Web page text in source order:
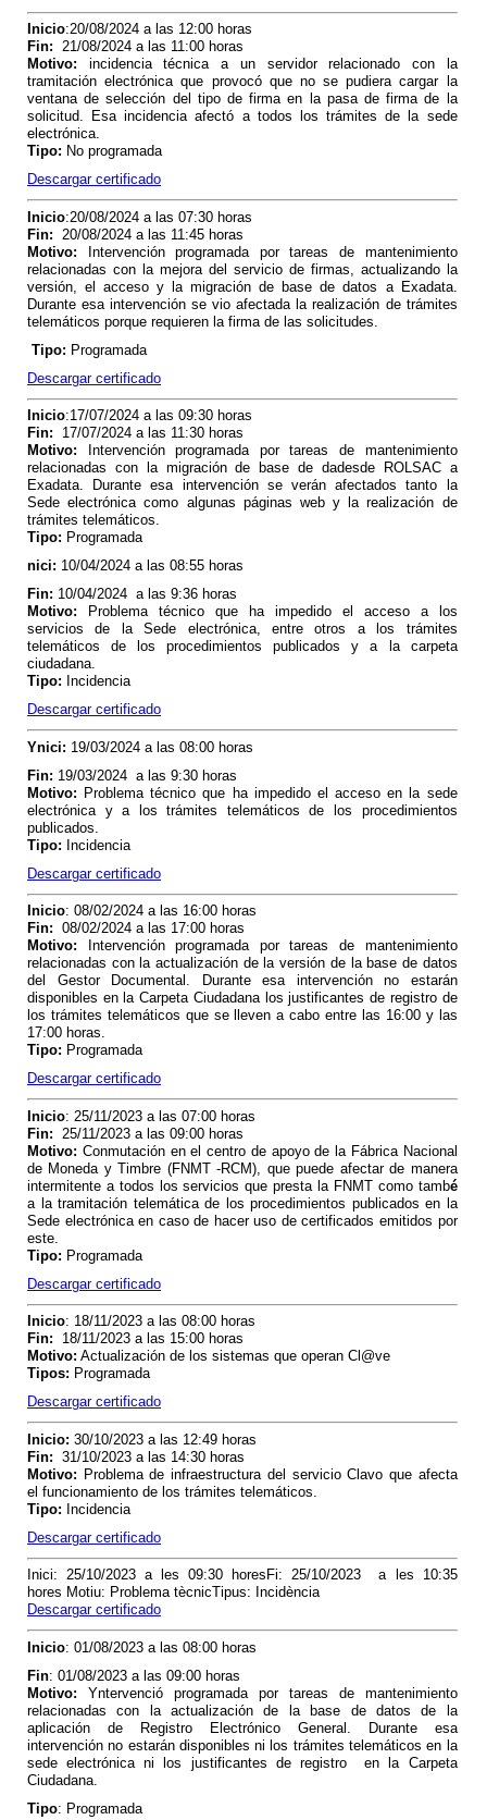
Inicio:20/08/2024 a las 12:00 horas
Fin: 21/08/2024 a las 11:00 horas
Motivo:
incidencia técnica a un servidor relacionado con la
tramitación electrónica que provocó que no se pudiera cargar la
ventana de selección del tipo de firma en la pasa de firma de la
solicitud. Esa incidencia afectó a todos los trámites de la sede
electrónica.
Tipo: No programada
Descargar certificado
Inicio:20/08/2024 a las 07:30 horas
Fin:
20/08/2024 a las 11:45 horas
Motivo: Intervención programada por tareas de mantenimiento
relacionadas con la mejora del servicio de firmas, actualizando la
versión, el acceso y la migración de base de datos a Exadata.
Durante esa intervención se vio afectada la realización de trámites
telemáticos porque requieren la firma de las solicitudes.
Tipo: Programada
Descargar certificado
Inicio:17/07/2024 a las 09:30 horas
Fin:
17/07/2024 a las 11:30 horas
Motivo: Intervención programada por tareas de mantenimiento
relacionadas con la migración de base de dadesde ROLSAC a
Exadata. Durante esa intervención se verán afectados tanto la
Sede electrónica como algunas páginas web y la realización de
trámites telemáticos.
Tipo: Programada
nici: 10/04/2024 a las 08:55 horas
Fin: 10/04/2024 a las 9:36 horas
Motivo:
Problema técnico que ha impedido el acceso a los
servicios de la Sede electrónica, entre otros a los trámites
telemáticos de los procedimientos publicados y a la carpeta
ciudadana.
Tipo: Incidencia
Descargar certificado
Ynici: 19/03/2024 a las 08:00 horas
Fin: 19/03/2024 a las 9:30 horas
Motivo: Problema técnico que ha impedido el acceso en la sede
electrónica y a los trámites telemáticos de los procedimientos
publicados.
Tipo: Incidencia
Descargar certificado
Inicio: 08/02/2024 a las 16:00 horas
Fin: 08/02/2024 a las 17:00 horas
Motivo: Intervención programada por tareas de mantenimiento
relacionadas con la actualización de la versión de la base de datos
del Gestor Documental. Durante esa intervención no estarán
disponibles en la Carpeta Ciudadana los justificantes de registro de
los trámites telemáticos que se lleven a cabo entre las 16:00 y las
17:00 horas.
Tipo: Programada
Descargar certificado
Inicio: 25/11/2023 a las 07:00 horas
Fin:
25/11/2023 a las 09:00 horas
Motivo: Conmutación en el centro de apoyo de la Fábrica Nacional
de Moneda y Timbre (FNMT -RCM), que puede afectar de manera
intermitente a todos los servicios que presta la FNMT como també
a la tramitación telemática de los procedimientos publicados en la
Sede electrónica en caso de hacer uso de certificados emitidos por
este.
Tipo: Programada
Descargar certificado
Inicio: 18/11/2023 a las 08:00 horas
Fin:
18/11/2023 a las 15:00 horas
Motivo: Actualización de los sistemas que operan Cl@ve
Tipos: Programada
Descargar certificado
Inicio: 30/10/2023 a las 12:49 horas
Fin: 31/10/2023 a las 14:30 horas
Motivo: Problema de infraestructura del servicio Clavo que afecta
el funcionamiento de los trámites telemáticos.
Tipo: Incidencia
Descargar certificado
Inici: 25/10/2023 a les 09:30 horesFi: 25/10/2023 a les 10:35
hores Motiu: Problema tècnicTipus: Incidència
Descargar certificado
Inicio: 01/08/2023 a las 08:00 horas
Fin: 01/08/2023 a las 09:00 horas
Motivo: Yntervenció programada por tareas de mantenimiento
relacionadas con la actualización de la base de datos de la
aplicación de Registro Electrónico General. Durante esa
intervención no estarán disponibles ni los trámites telemáticos en la
sede electrónica ni los justificantes de registro en la Carpeta
Ciudadana.
Tipo: Programada